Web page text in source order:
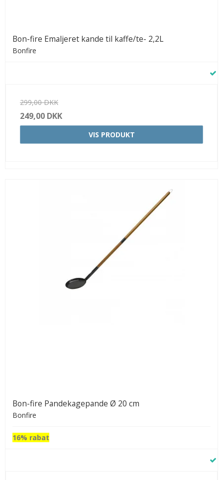
Bon-fire Emaljeret kande til kaffe/te- 2,2L
Bonfire
299,00 DKK
249,00 DKK
VIS PRODUKT
Bon-fire Pandekagepande Ø 20 cm
Bonfire
16% rabat